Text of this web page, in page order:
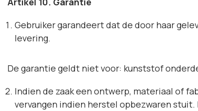
Gebruiker garandeert dat de door haar
levering.
De garantie geldt niet voor: kunststof
Indien de zaak een ontwerp, materiaal of
vervangen indien herstel opbezwaren